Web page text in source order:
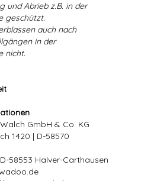
und Abrieb z.B. in der
geschützt.
auch nach
in der
nicht.
GmbH & Co. KG
1420 | D-58570
58553 Halver-Carthausen